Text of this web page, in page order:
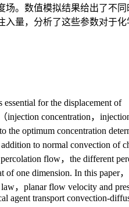
场。数值模拟结果给出了不同
入量，分析了这些参数对于化
for the displacement of
injection concentration，
the optimum concentration
to normal convection of
flow，the different
of one dimension. In this paper
，planar flow velocity and
agent transport convection-